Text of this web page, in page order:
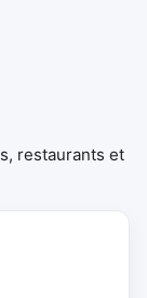
restaurants et